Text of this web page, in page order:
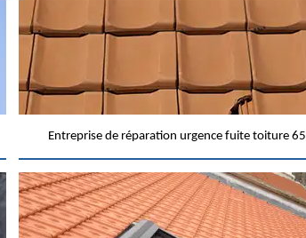
Entreprise de réparation urgence fuite toiture 65